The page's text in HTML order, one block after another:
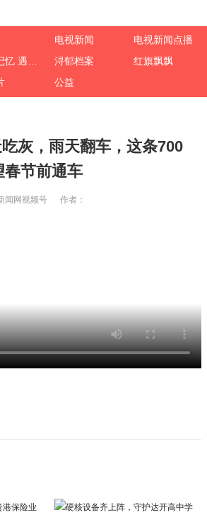
电视新闻
电视新闻点播
浔郁档案
红旗飘飘
公益
灰，雨天翻车，这条700
春节前通车
闻网视频号 作者：